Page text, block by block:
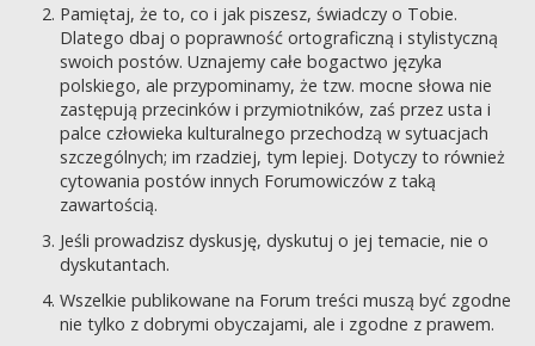
Pamiętaj, że to, co i jak piszesz, świadczy o Tobie.
Dlatego dbaj o poprawność ortograficzną i stylistyczną
swoich postów. Uznajemy całe bogactwo języka
polskiego, ale przypominamy, że tzw. mocne słowa nie
zastępują przecinków i przymiotników, zaś przez usta i
palce człowieka kulturalnego przechodzą w sytuacjach
szczególnych; im rzadziej, tym lepiej. Dotyczy to również
cytowania postów innych Forumowiczów z taką
zawartością.
Jeśli prowadzisz dyskusję, dyskutuj o jej temacie, nie o
dyskutantach.
Wszelkie publikowane na Forum treści muszą być zgodne
nie tylko z dobrymi obyczajami, ale i zgodne z prawem.